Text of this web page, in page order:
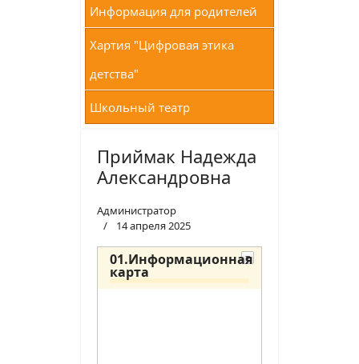
Информация для родителей
Хартия "Цифровая этика
детства"
Школьный театр
Приймак Надежда
Александровна
Администратор
14 апреля 2025
01.Информационная
карта